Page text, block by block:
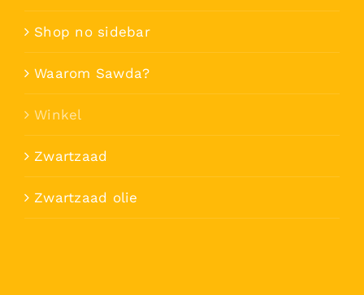
Shop no sidebar
Waarom Sawda?
Winkel
Zwartzaad
Zwartzaad olie